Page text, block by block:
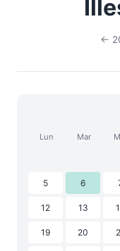
←
Lun Mar
5 6
12 13
19 20